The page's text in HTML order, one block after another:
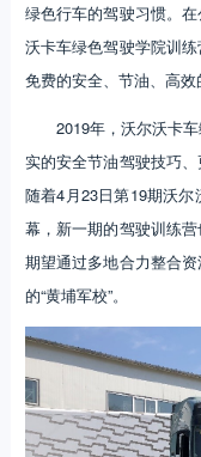
绿色行车的驾驶习惯。
沃卡车绿色驾驶学院训
免费的安全、节油、高效
2019年，沃尔沃卡
实的安全节油驾驶技巧
随着4月23日第19期沃
幕，新一期的驾驶训练
期望通过多地合力整合
的“黄埔军校”。